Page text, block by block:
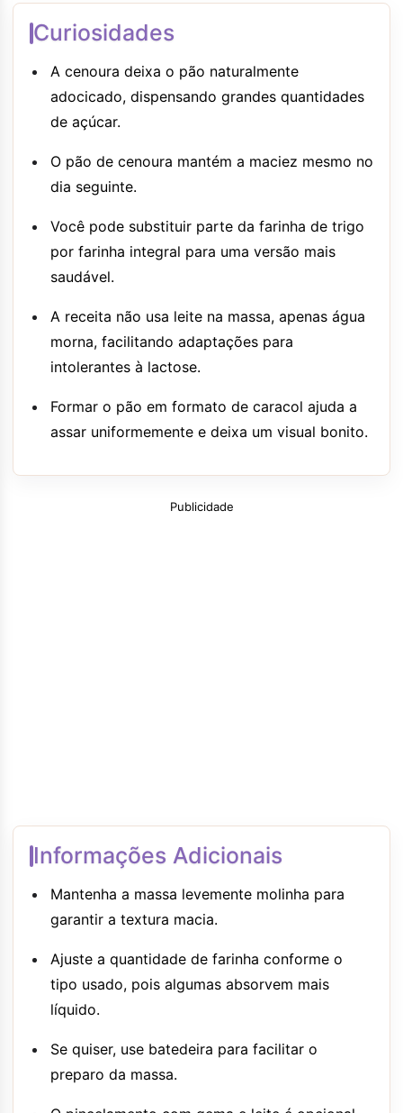
Curiosidades
A cenoura deixa o pão naturalmente
adocicado, dispensando grandes quantidades
de açúcar.
O pão de cenoura mantém a maciez mesmo no
dia seguinte.
Você pode substituir parte da farinha de trigo
por farinha integral para uma versão mais
saudável.
A receita não usa leite na massa, apenas água
morna, facilitando adaptações para
intolerantes à lactose.
Formar o pão em formato de caracol ajuda a
assar uniformemente e deixa um visual bonito.
Publicidade
Informações Adicionais
Mantenha a massa levemente molinha para
garantir a textura macia.
Ajuste a quantidade de farinha conforme o
tipo usado, pois algumas absorvem mais
líquido.
Se quiser, use batedeira para facilitar o
preparo da massa.